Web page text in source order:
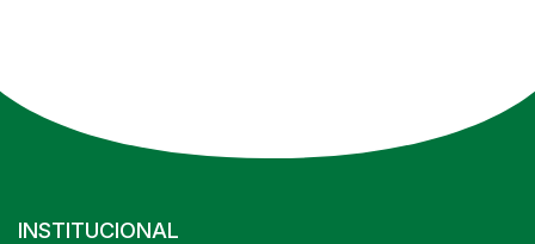
INSTITUCIONAL